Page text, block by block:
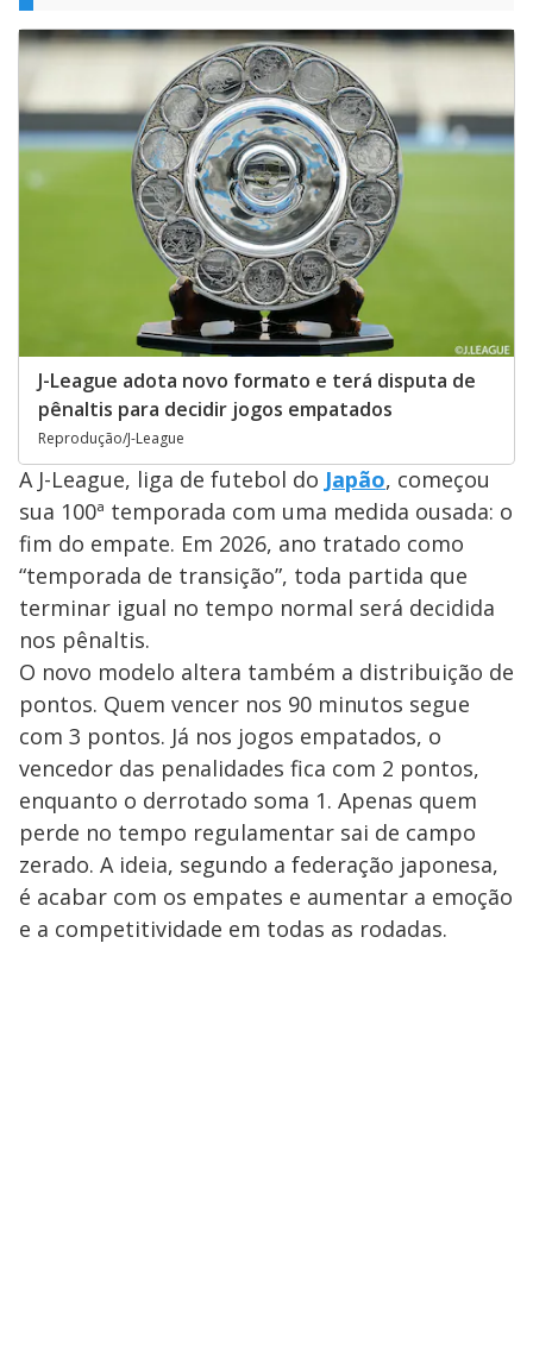
J-League adota novo formato e terá disputa de
pênaltis para decidir jogos empatados
Reprodução/J-League
A J-League, liga de futebol do Japão, começou
sua 100ª temporada com uma medida ousada: o
fim do empate. Em 2026, ano tratado como
“temporada de transição”, toda partida que
terminar igual no tempo normal será decidida
nos pênaltis.
O novo modelo altera também a distribuição de
pontos. Quem vencer nos 90 minutos segue
com 3 pontos. Já nos jogos empatados, o
vencedor das penalidades fica com 2 pontos,
enquanto o derrotado soma 1. Apenas quem
perde no tempo regulamentar sai de campo
zerado. A ideia, segundo a federação japonesa,
é acabar com os empates e aumentar a emoção
e a competitividade em todas as rodadas.